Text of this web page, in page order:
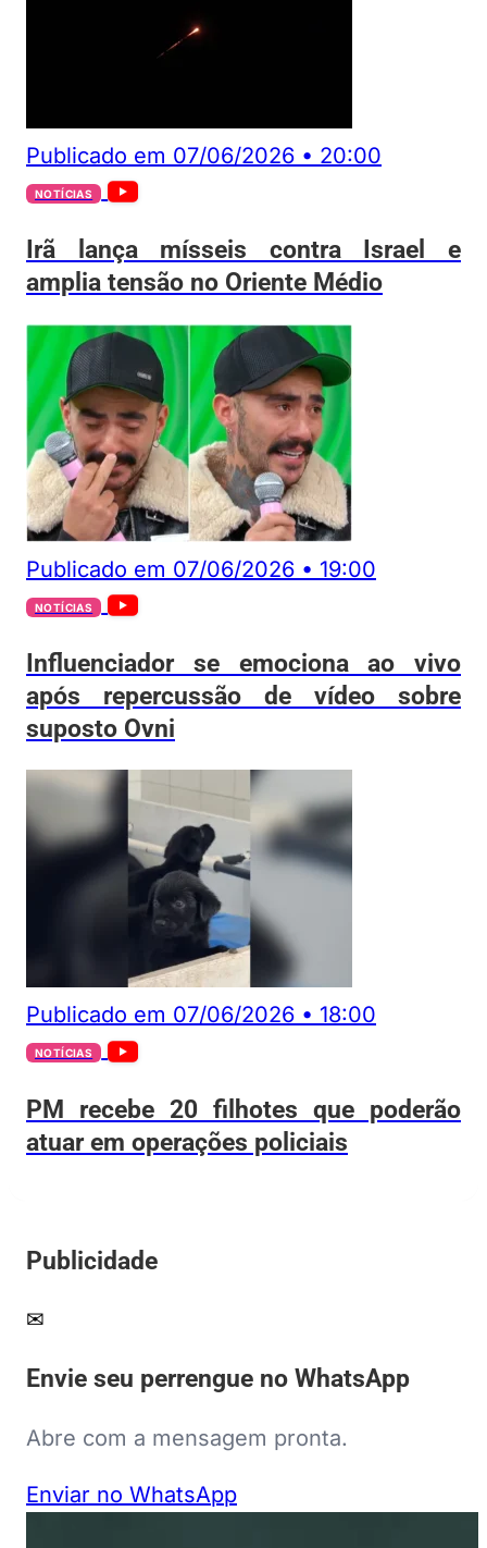
Publicado em 07/06/2026 • 20:00
NOTÍCIAS
Irã lança mísseis contra Israel e
amplia tensão no Oriente Médio
Publicado em 07/06/2026 • 19:00
NOTÍCIAS
Influenciador se emociona ao vivo
após repercussão de vídeo sobre
suposto Ovni
Publicado em 07/06/2026 • 18:00
NOTÍCIAS
PM recebe 20 filhotes que poderão
atuar em operações policiais
Publicidade
✉
Envie seu perrengue no WhatsApp
Abre com a mensagem pronta.
Enviar no WhatsApp